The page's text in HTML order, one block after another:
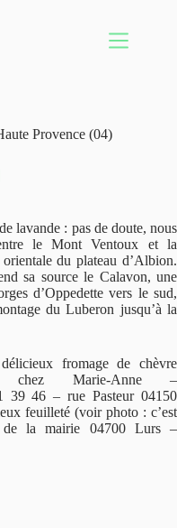
Provence (04)
lavande : pas de doute, nous
le Mont Ventoux et la
du plateau d’Albion.
sa source le Calavon, une
d’Oppedette vers le sud,
du Luberon jusqu’à la
fromage de chèvre
chez Marie-Anne –
39 46 – rue Pasteur 04150
feuilleté (voir photo : c’est
la mairie 04700 Lurs –